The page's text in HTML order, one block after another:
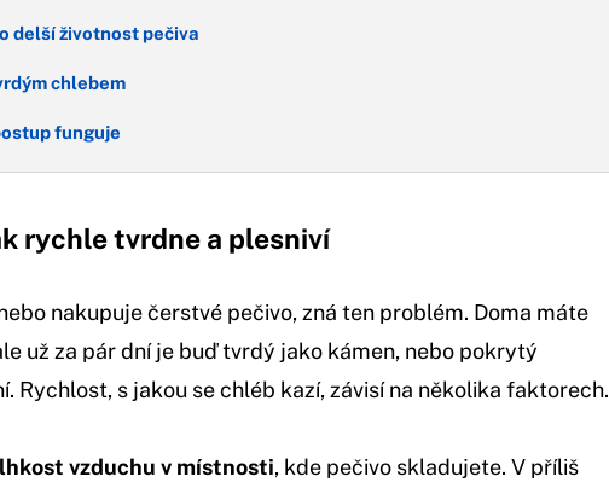
delší životnost pečiva
chlebem
funguje
rychle tvrdne a plesniví
nakupuje čerstvé pečivo, zná ten problém. Doma máte
už za pár dní je buď tvrdý jako kámen, nebo pokrytý
Rychlost, s jakou se chléb kazí, závisí na několika faktorech.
vzduchu v místnosti, kde pečivo skladujete. V příliš